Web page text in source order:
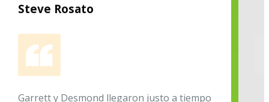
Steve Rosato
Garrett y Desmond llegaron justo a tiempo